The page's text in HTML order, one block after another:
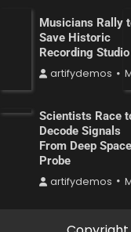
Musicians Rally
Save Historic
Recording Studio
artifydemos
Scientists Race
Decode Signals
From Deep Space
Probe
artifydemos